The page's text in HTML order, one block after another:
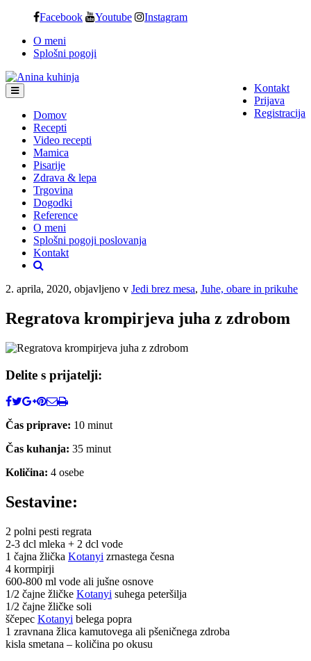
content
Facebook Youtube Instagram
O meni
Splošni pogoji
Kontakt
Prijava
Registracija
Domov
Recepti
Video recepti
Mamica
Pisarije
Zdrava & lepa
Trgovina
Dogodki
Reference
O meni
Splošni pogoji poslovanja
Kontakt
2. aprila, 2020, objavljeno v Jedi brez mesa, Juhe, obare in prikuhe
Regratova krompirjeva juha z zdrobom
Delite s prijatelji:
Čas priprave: 10 minut
Čas kuhanja: 35 minut
Količina: 4 osebe
Sestavine:
2 polni pesti regrata
2-3 dcl mleka + 2 dcl vode
1 čajna žlička Kotanyi zrnastega česna
4 kormpirji
600-800 ml vode ali jušne osnove
1/2 čajne žličke Kotanyi suhega peteršilja
1/2 čajne žličke soli
ščepec Kotanyi belega popra
1 zravnana žlica kamutovega ali pšeničnega zdroba
kisla smetana – količina po okusu